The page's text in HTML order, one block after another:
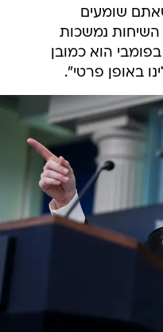
שומעים
השיחות נמשכות
הוא כמובן
באופן פרטי".